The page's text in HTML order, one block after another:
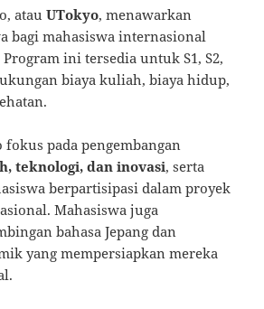
atauUTokyo, menawarkan
bagi mahasiswa internasional
ini tersedia untuk S1, S2,
biaya kuliah, biaya hidup,
fokus pada pengembangan
teknologi, dan inovasi, serta
berpartisipasi dalam proyek
Mahasiswa juga
bahasa Jepang dan
yang mempersiapkan mereka